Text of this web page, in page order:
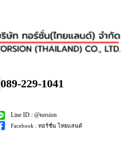
089-229-1041
Line ID : @torsion
Facebook : ทอร์ชั่น ไทยแลนด์